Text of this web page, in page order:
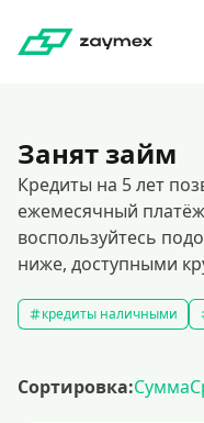
Занят займ
Кредиты на 5 лет
ежемесячный
воспользуйтесь
ниже, доступными
кредиты наличными
Сортировка:Сумма